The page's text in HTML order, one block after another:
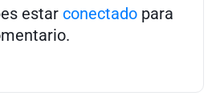
estar conectado para